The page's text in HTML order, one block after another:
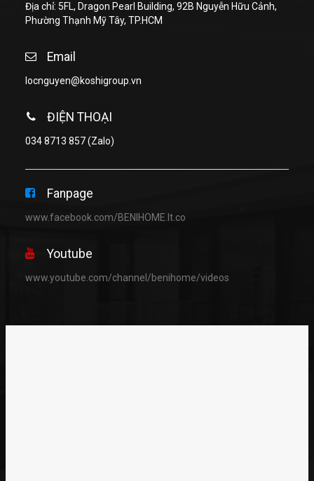
Địa chỉ: 5FL, Dragon Pearl Building, 92B Nguyễn Hữu Cảnh,
Phường Thạnh Mỹ Tây, TP.HCM
Email
locnguyen@koshigroup.vn
ĐIỆN THOẠI
034 8713 857(Zalo)
Fanpage
www.facebook.com/BENIHOME.lt.co
Youtube
www.youtube.com/channel/benihome/videos